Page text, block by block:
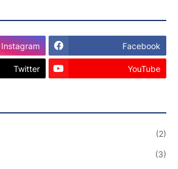
Instagram Facebook
Twitter YouTube
(2)
(3)